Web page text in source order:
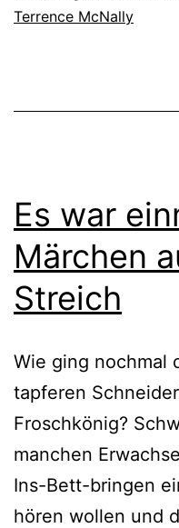
Terrence McNally
Es war
Märchen
Streich
Wie ging nochmal
tapferen
Froschkönig?
manchen
Ins-Bett-bringen
hören wollen und